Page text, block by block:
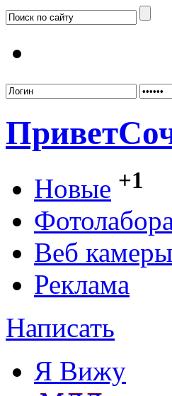
Привет
Новые +1
Веб камеры
Реклама
Написать
Я Вижу